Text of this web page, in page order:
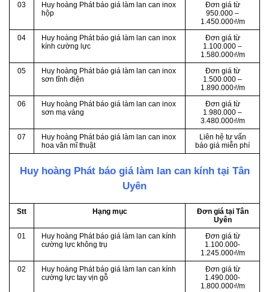
03
Huy hoàng Phát báo giá làm lan can inox
hộp
Đơn giá từ
950.000 –
1.450.000₫/m
04
Huy hoàng Phát báo giá làm lan can inox
kính cường lực
Đơn giá từ
1.100.000 –
1.580.000₫/m
05
Huy hoàng Phát báo giá làm lan can inox
sơn tĩnh điện
Đơn giá từ
1.500.000 –
1.890.000₫/m
06
Huy hoàng Phát báo giá làm lan can inox
sơn mạ vàng
Đơn giá từ
1.980.000 –
3.480.000₫/m
07
Huy hoàng Phát báo giá làm lan can inox
hoa văn mĩ thuật
Liên hệ tư vấn
báo giá miễn phí
Huy hoàng Phát báo giá làm lan can kính tại Tân
Uyên
Stt Hạng mục
Đơn giá tại Tân
Uyên
01
Huy hoàng Phát báo giá làm lan can kính
cường lực không trụ
Đơn giá từ
1.100.000-
1.245.000₫/m
02
Huy hoàng Phát báo giá làm lan can kính
cường lực tay vịn gỗ
Đơn giá từ
1.490.000-
1.800.000₫/m